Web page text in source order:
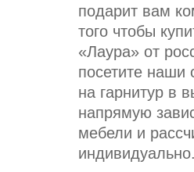
подарит вам
того чтобы
«Лаура» от
посетите
на гарнитур в
напрямую
мебели и